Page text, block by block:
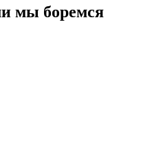
мы боремся